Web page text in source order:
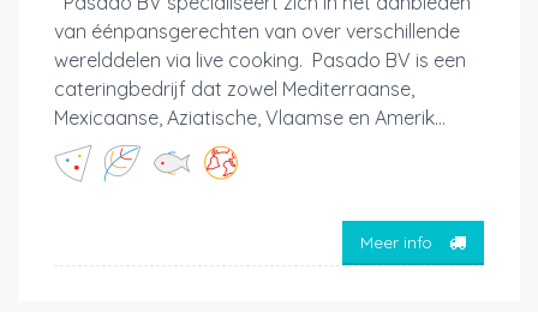
van éénpansgerechten van over verschillende
werelddelen via live cooking. Pasado BV is een
cateringbedrijf dat zowel Mediterraanse,
Mexicaanse, Aziatische, Vlaamse en Amerik...
Meer info